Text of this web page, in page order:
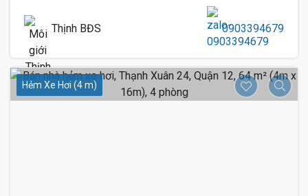
Thịnh BĐS 0903394679
Hẻm Xe Hơi (4 m)